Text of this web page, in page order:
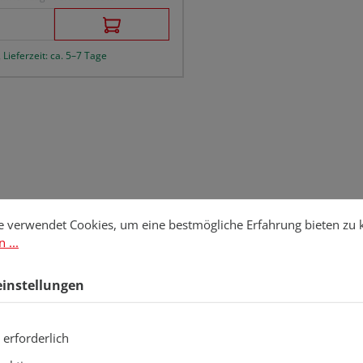
ca. 5–7 Tage
Cookies, um eine bestmögliche Erfahrung bieten zu
verwendet Cookies, um eine bestmögliche Erfahrung bieten zu
...
erforderlich